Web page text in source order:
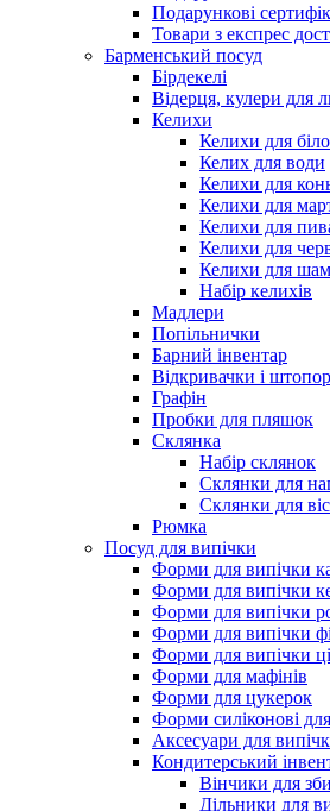
Подарункові
Товари з експрес
Барменський посуд
Бірдекелі
Відерця, кулери для
Келихи
Келихи для
Келих для води
Келихи для
Келихи для
Келихи для
Келихи для
Келихи для
Набір келихів
Мадлери
Попільнички
Барний інвентар
Відкривачки і
Графін
Пробки для пляшок
Склянка
Набір склянок
Склянки для
Склянки для
Рюмка
Посуд для випічки
Форми для випічки
Форми для випічки
Форми для випічки
Форми для випічки
Форми для випічки
Форми для мафінів
Форми для цукерок
Форми силіконові
Аксесуари для
Кондитерський
Вінчики для
Дільники для